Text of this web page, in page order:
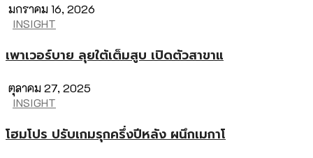
มกราคม 16, 2026
INSIGHT
เพาเวอร์บาย ลุยใต้เต็มสูบ เปิดตัวสาขาแ
ตุลาคม 27, 2025
INSIGHT
โฮมโปร ปรับเกมรุกครึ่งปีหลัง ผนึกเมกาโ